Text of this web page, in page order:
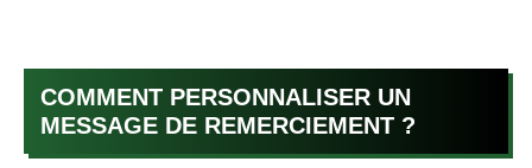
COMMENT PERSONNALISER UN
MESSAGE DE REMERCIEMENT ?